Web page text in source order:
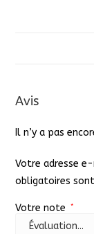
Avis
Il n’y a pas
Votre adresse
obligatoires
Votre note *